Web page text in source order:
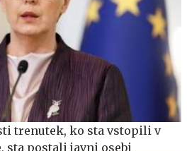
trenutek, ko sta vstopili v
sta postali javni osebi